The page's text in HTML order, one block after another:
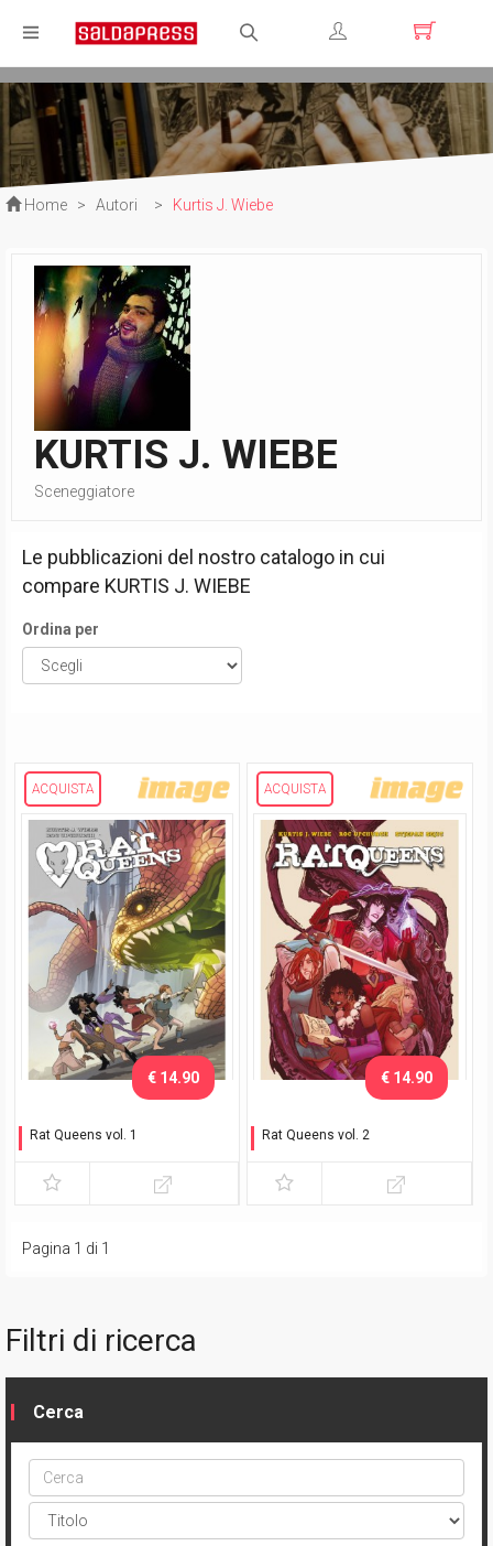
Registrati
Login
Home > Autori > Kurtis J. Wiebe
KURTIS J. WIEBE
Sceneggiatore
Le pubblicazioni del nostro catalogo in cui
compare KURTIS J. WIEBE
Ordina per
ACQUISTA
Rat Queens vol. 1
€ 14.90
ACQUISTA
Rat Queens vol. 2
N'Rygoth
€ 14.90
Pagina 1 di 1
Filtri di ricerca
Cerca
Cerca
ptype